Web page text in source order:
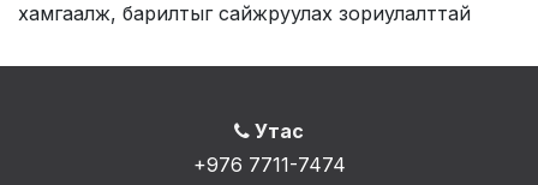
хамгаалж, барилтыг сайжруулах зориулалттай
Утас
+976 7711-7474